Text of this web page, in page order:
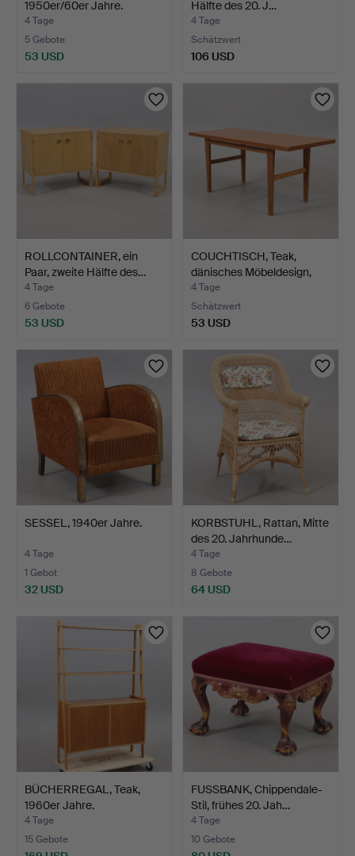
1950er/60er Jahre.
4 Tage
5 Gebote
53 USD
Hälfte des 20. J…
4 Tage
Schätzwert
106 USD
ROLLCONTAINER, ein
Paar, zweite Hälfte des…
4 Tage
6 Gebote
53 USD
COUCHTISCH, Teak,
dänisches Möbeldesign,
M…
4 Tage
Schätzwert
53 USD
SESSEL, 1940er Jahre.
4 Tage
1 Gebot
32 USD
KORBSTUHL, Rattan, Mitte
des 20. Jahrhunde…
4 Tage
8 Gebote
64 USD
BÜCHERREGAL, Teak,
1960er Jahre.
4 Tage
15 Gebote
FUSSBANK, Chippendale-
Stil, frühes 20. Jah…
4 Tage
10 Gebote